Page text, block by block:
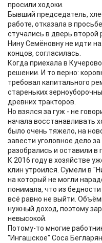
просили ходоки.
Бывший председатель,
работе, отказала в
стучались в дверь второй
Нину Семёновну не идти
концов, согласилась.
Когда приехала в
решении. И то верно:
требовал капитального
стареньких
древних тракторов.
Но взялся за гуж - не
начала восстанавливать
было очень тяжело, на
завести уголовное дело
разобрались и оставили в
К 2016 году в хозяйстве
клин утроился. Сумели в
на который не могли
понимала, что из
всё равно не выйти.
нужный доход, поэтому
невысокой.
Потому-то многие
"Ингашское" Соса